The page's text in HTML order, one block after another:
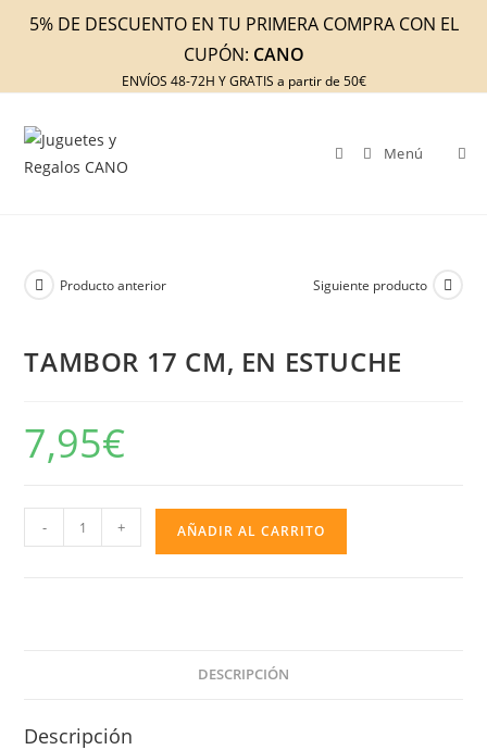
5% DE DESCUENTO EN TU PRIMERA COMPRA CON EL
CUPÓN: CANO
ENVÍOS 48-72H Y GRATIS a partir de 50€
Menú
Producto anterior Siguiente producto
TAMBOR 17 CM, EN ESTUCHE
7,95€
TAMBOR
17
- + AÑADIR AL CARRITO
DESCRIPCIÓN
Descripción